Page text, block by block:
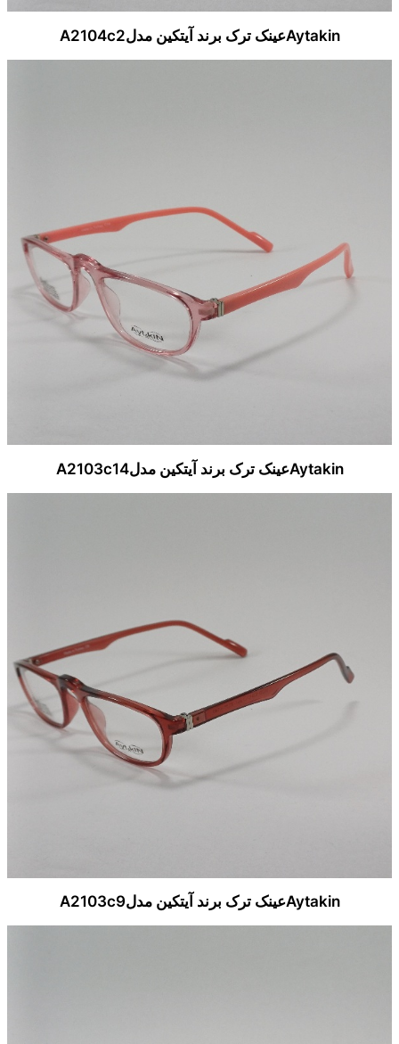
Aytakinعینک ترک برند آیتکین مدلA2104c2
Aytakinعینک ترک برند آیتکین مدلA2103c14
Aytakinعینک ترک برند آیتکین مدلA2103c9